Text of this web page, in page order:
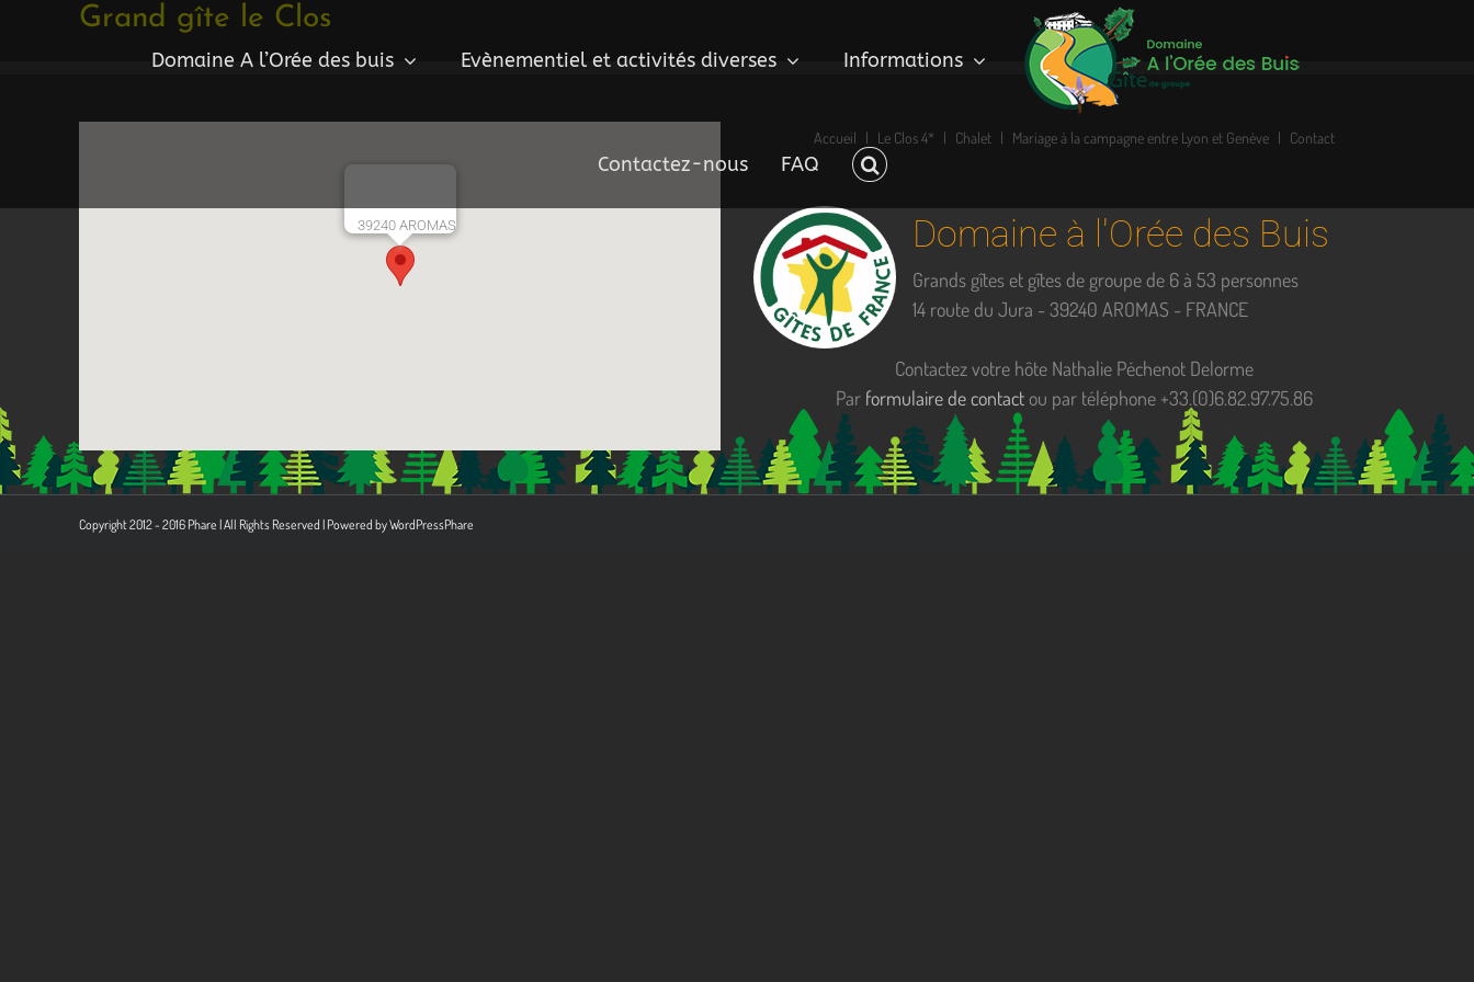
Domaine A l’Orée des buis Evènementiel et activités diverses Informations
Contactez-nous FAQ
Grand gîte le Clos
39240 AROMAS
Accueil Le Clos 4* Chalet Mariage à la campagne entre Lyon et Genève Contact
Domaine à l'Orée des Buis
Grands gîtes et gîtes de groupe de 6 à 53 personnes
14 route du Jura - 39240 AROMAS - FRANCE
Contactez votre hôte Nathalie Péchenot Delorme
Par formulaire de contact ou par téléphone +33.(0)6.82.97.75.86
Copyright 2012 - 2016 Phare | All Rights Reserved | Powered byWordPressPhare